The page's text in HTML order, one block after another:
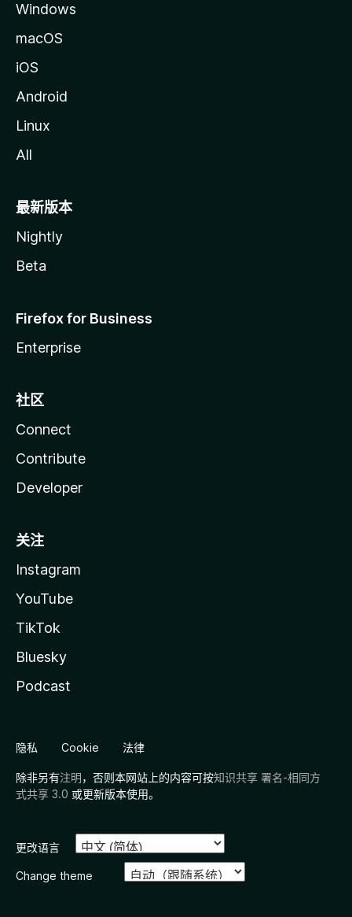
Windows
macOS
iOS
Android
Linux
All
最新版本
Nightly
Beta
Firefox for Business
Enterprise
社区
Connect
Contribute
Developer
关注
Instagram
YouTube
TikTok
Bluesky
Podcast
隐私 Cookie 法律
除非另有注明，否则本网站上的内容可按知识共享 署名-相同方
式共享 3.0 或更新版本使用。
更改语言
Change theme